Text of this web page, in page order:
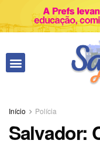
Início Polícia
Salvador: